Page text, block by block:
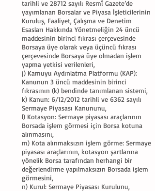
tarihli ve 28712 sayılı Resmî Gazete’de
yayımlanan Borsalar ve Piyasa İşleticilerinin
Kuruluş, Faaliyet, Çalışma ve Denetim
Esasları Hakkında Yönetmeliğin 24 üncü
maddesinin birinci fıkrası çerçevesinde
Borsaya üye olarak veya üçüncü fıkrası
çerçevesinde Borsaya üye olmadan işlem
yapma yetkisi verilenleri,
j) Kamuyu Aydınlatma Platformu (KAP):
Kanunun 3 üncü maddesinin birinci
fıkrasının (k) bendinde tanımlanan sistemi,
k) Kanun: 6/12/2012 tarihli ve 6362 sayılı
Sermaye Piyasası Kanununu,
l) Kotasyon: Sermaye piyasası araçlarının
Borsada işlem görmesi için Borsa kotuna
alınmasını,
m) Kota alınmaksızın işlem görme: Sermaye
piyasası araçlarının, kotasyon şartlarına
yönelik Borsa tarafından herhangi bir
değerlendirme yapılmaksızın Borsada işlem
görmesini,
n) Kurul: Sermaye Piyasası Kurulunu,